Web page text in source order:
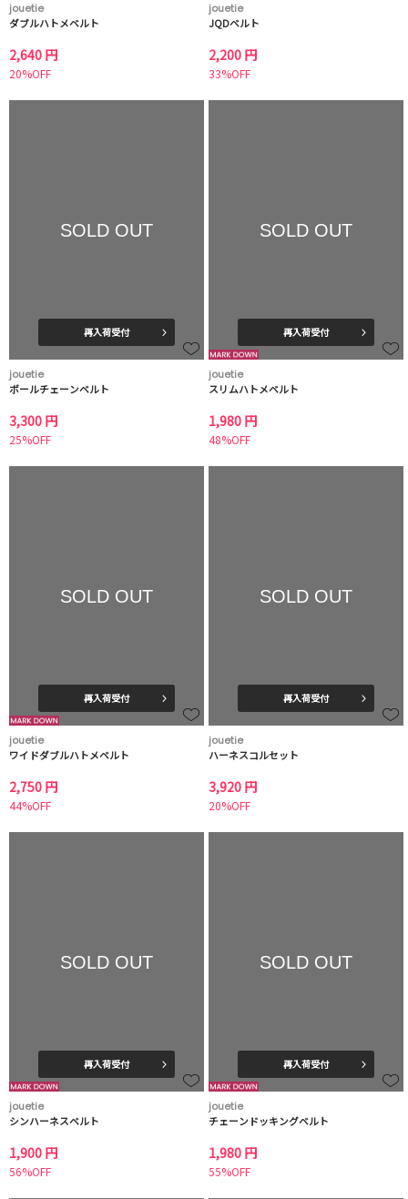
jouetie
ダブルハトメベルト
2,640 円
20%OFF
jouetie
JQDベルト
2,200 円
33%OFF
SOLD OUT
再入荷受付
jouetie
ボールチェーンベルト
3,300 円
25%OFF
SOLD OUT
再入荷受付
jouetie
スリムハトメベルト
1,980 円
48%OFF
SOLD OUT
再入荷受付
jouetie
ワイドダブルハトメベルト
2,750 円
44%OFF
SOLD OUT
再入荷受付
jouetie
ハーネスコルセット
3,920 円
20%OFF
SOLD OUT
再入荷受付
jouetie
シンハーネスベルト
1,900 円
56%OFF
SOLD OUT
再入荷受付
jouetie
チェーンドッキングベルト
1,980 円
55%OFF